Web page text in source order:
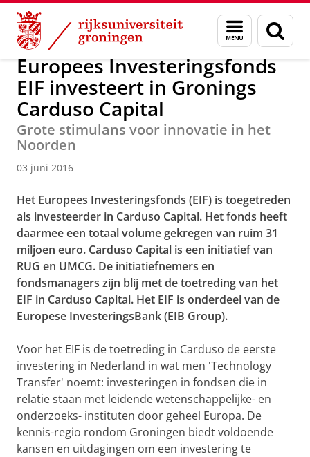
Skip
Content
Skip
Navigation
Menu
en
zoeken
Over ons Actueel Nieuws Nieuwsberichten
Europees Investeringsfonds
EIF investeert in Gronings
Carduso Capital
Grote stimulans voor innovatie in het
Noorden
03 juni 2016
Het Europees Investeringsfonds (EIF) is toegetreden
als investeerder in Carduso Capital. Het fonds heeft
daarmee een totaal volume gekregen van ruim 31
miljoen euro. Carduso Capital is een initiatief van
RUG en UMCG. De initiatiefnemers en
fondsmanagers zijn blij met de toetreding van het
EIF in Carduso Capital. Het EIF is onderdeel van de
Europese InvesteringsBank (EIB Group).
Voor het EIF is de toetreding in Carduso de eerste
investering in Nederland in wat men 'Technology
Transfer' noemt: investeringen in fondsen die in
relatie staan met leidende wetenschappelijke- en
onderzoeks- instituten door geheel Europa. De
kennis-regio rondom Groningen biedt voldoende
kansen en uitdagingen om een investering te